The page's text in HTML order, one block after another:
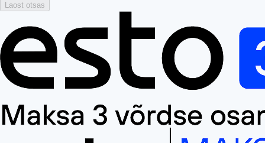
Laost otsas